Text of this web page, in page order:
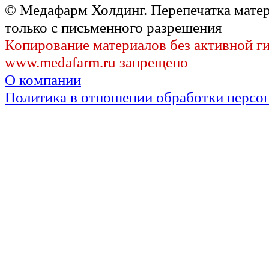
© Медафарм Холдинг. Перепечатка
только с письменного разрешения
Копирование материалов без активной
www.medafarm.ru запрещено
О компании
Политика в отношении обработки